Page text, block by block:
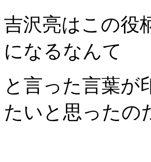
吉沢亮はこの役
になるなんて
と言った言葉が
たいと思ったの